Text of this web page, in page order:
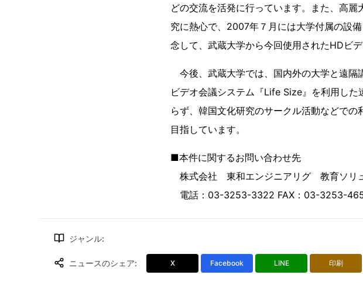
どの交流を活発に行っています。また、高
究に熱心で、2007年７月には大学付属の設
念して、武蔵大学から今回使用されたHDビ
今後、武蔵大学では、国内外の大学と遠隔
ビデオ会議システム『Life Size』を利用し
らず、韓国文化研究のサークル活動などで
目指しています。
■本件に関するお問い合わせ先
株式会社 東和エンジニアリグ 教育ソリ
電話：03-3253-3322 FAX：03-3253-
ジャンル:
ニュースのシェア: X Facebook LINE 印刷